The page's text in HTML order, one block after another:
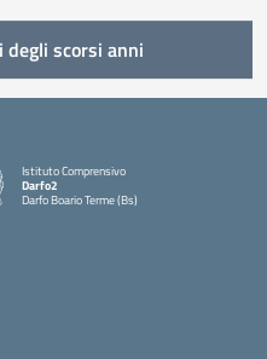
scorsi anni
Istituto Comprensivo
Darfo2
Darfo Boario Terme (Bs)